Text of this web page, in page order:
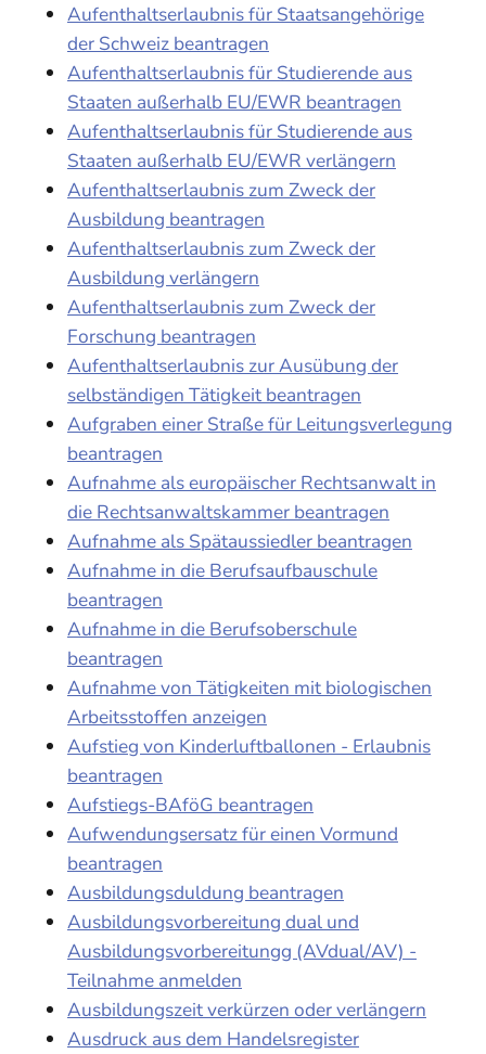
Aufenthaltserlaubnis für Staatsangehörige
der Schweiz beantragen
Aufenthaltserlaubnis für Studierende aus
Staaten außerhalb EU/EWR beantragen
Aufenthaltserlaubnis für Studierende aus
Staaten außerhalb EU/EWR verlängern
Aufenthaltserlaubnis zum Zweck der
Ausbildung beantragen
Aufenthaltserlaubnis zum Zweck der
Ausbildung verlängern
Aufenthaltserlaubnis zum Zweck der
Forschung beantragen
Aufenthaltserlaubnis zur Ausübung der
selbständigen Tätigkeit beantragen
Aufgraben einer Straße für Leitungsverlegung
beantragen
Aufnahme als europäischer Rechtsanwalt in
die Rechtsanwaltskammer beantragen
Aufnahme als Spätaussiedler beantragen
Aufnahme in die Berufsaufbauschule
beantragen
Aufnahme in die Berufsoberschule
beantragen
Aufnahme von Tätigkeiten mit biologischen
Arbeitsstoffen anzeigen
Aufstieg von Kinderluftballonen - Erlaubnis
beantragen
Aufstiegs-BAföG beantragen
Aufwendungsersatz für einen Vormund
beantragen
Ausbildungsduldung beantragen
Ausbildungsvorbereitung dual und
Ausbildungsvorbereitungg (AVdual/AV) -
Teilnahme anmelden
Ausbildungszeit verkürzen oder verlängern
Ausdruck aus dem Handelsregister